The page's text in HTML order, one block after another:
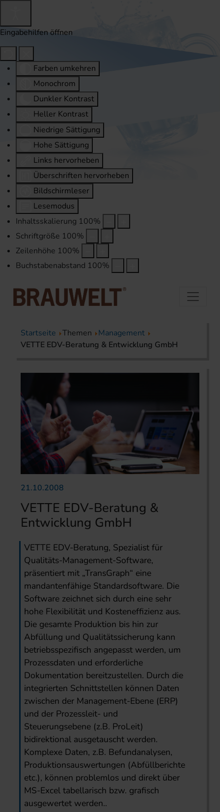
Eingabehilfen öffnen
Farben umkehren
Monochrom
Dunkler Kontrast
Heller Kontrast
Niedrige Sättigung
Hohe Sättigung
Links hervorheben
Überschriften hervorheben
Bildschirmleser
Lesemodus
Inhaltsskalierung 100%
Schriftgröße 100%
Zeilenhöhe 100%
Buchstabenabstand 100%
Startseite Themen
Management
VETTE EDV-Beratung & Entwicklung GmbH
21.10.2008
VETTE EDV-Beratung &
Entwicklung GmbH
VETTE EDV-Beratung, Spezialist für
Qualitäts-Management-Software,
präsentiert mit „TransGraph“ eine
mandantenfähige Standardsoft­ware. Die
Software zeichnet sich durch eine sehr
hohe Flexibilität und Kosteneffizienz aus.
Die gesamte Produktion bis hin zur
Abfüllung und Qualitätssicherung kann
betriebsspezifisch angepasst werden, um
Prozessdaten und erforderliche
Dokumentation bereitzustellen. Durch die
integrierten Schnittstellen können Daten
zwischen der Management-Ebene (ERP)
und der Prozessleit- und
Steuerungsebene (z.B. ProLeit)
bidirektional ausgetauscht werden.
Komplexe Daten, z.B. Befundanalysen,
Produktionsauswertungen (Abfüllberichte
etc.), können problemlos und direkt über
MS-Excel tabellarisch bzw. grafisch
ausgewertet werden..